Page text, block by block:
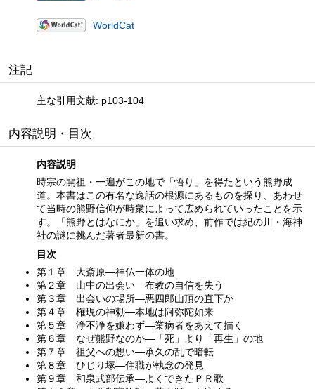
WorldCat
注記
主な引用文献: p103-104
内容説明・目次
内容説明
時宗の開祖・一遍がこの地で「悟り」を得たという熊野成
道。本書はこの有名な逸話の根源にあるものを探り、あわせ
て当時の熊野信仰が時衆によって広められていったことを示
す。「熊野とはなにか」を追い求め、前作では紀の川・海神
社の謎に挑んだ著者最新の書。
目次
第１章 大斎原—神仏一体の地
第２章 山中の出会い—布教の自信を失う
第３章 出会いの場所—悪四郎山頂の直下か
第４章 権現の神勅—本地は阿弥陀如来
第５章 浄不浄を嫌わず—業病者をあえて描く
第６章 なぜ熊野なのか—「死」より「再生」の地
第７章 祖父への想い—承久の乱で暗転
第８章 ひじり塚—住職が執念の発見
第９章 和泉式部伝承—よくできたＰＲ歌